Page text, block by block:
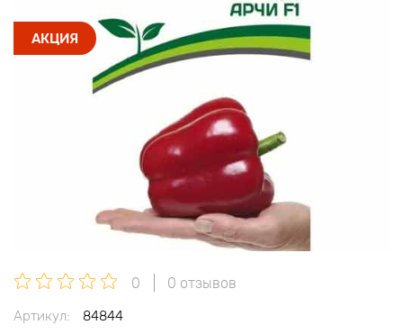
АКЦИЯ
0 0 отзывов
Артикул:
84844